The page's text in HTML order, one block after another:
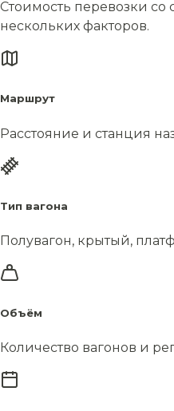
Стоимость перевозки со
нескольких факторов.
Маршрут
Расстояние и станция
Тип вагона
Полувагон, крытый,
Объём
Количество вагонов и